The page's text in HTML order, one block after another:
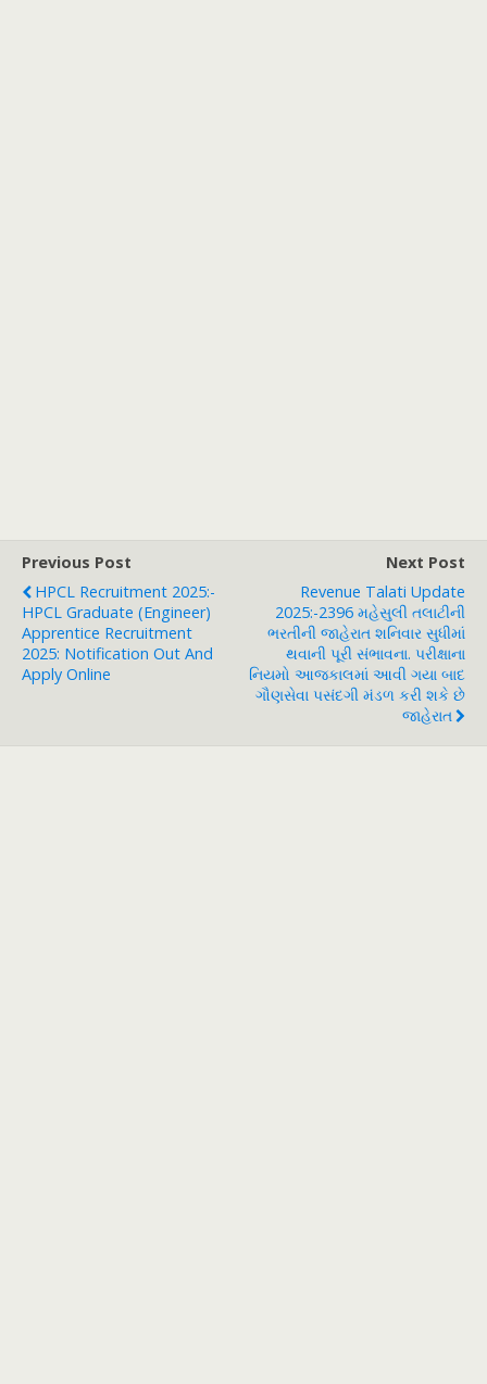
Previous Post
HPCL Recruitment 2025:-
HPCL Graduate (Engineer)
Apprentice Recruitment
2025: Notification Out And
Apply Online
Next Post
Revenue Talati Update
2025:-2396 મહેસુલી તલાટીની
ભરતીની જાહેરાત શનિવાર સુધીમાં
થવાની પૂરી સંભાવના. પરીક્ષાના
નિયમો આજકાલમાં આવી ગયા બાદ
ગૌણસેવા પસંદગી મંડળ કરી શકે છે
જાહેરાત